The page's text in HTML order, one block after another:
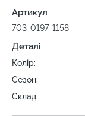
Артикул
703-0197-1158
Деталі
Колір:
Сезон:
Склад: